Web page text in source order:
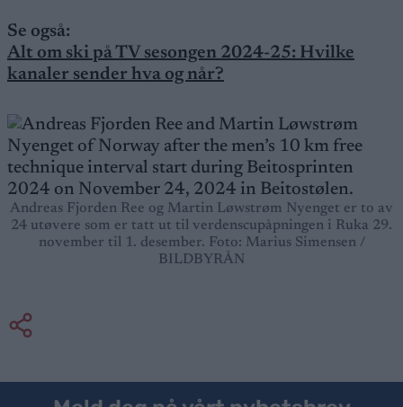
Se også:
Alt om ski på TV sesongen 2024-25: Hvilke
kanaler sender hva og når?
Andreas Fjorden Ree og Martin Løwstrøm Nyenget er to av
24 utøvere som er tatt ut til verdenscupåpningen i Ruka 29.
november til 1. desember. Foto: Marius Simensen /
BILDBYRÅN